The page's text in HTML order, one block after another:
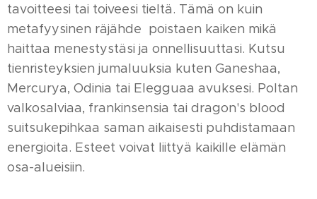
tavoitteesi tai toiveesi tieltä. Tämä on kuin
metafyysinen räjähde poistaen kaiken mikä
haittaa menestystäsi ja onnellisuuttasi. Kutsu
tienristeyksien jumaluuksia kuten Ganeshaa,
Mercurya, Odinia tai Elegguaa avuksesi. Poltan
valkosalviaa, frankinsensia tai dragon's blood
suitsukepihkaa saman aikaisesti puhdistamaan
energioita. Esteet voivat liittyä kaikille elämän
osa-alueisiin.